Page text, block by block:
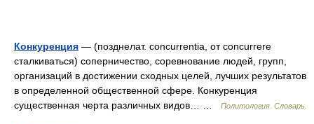
Конкуренция — (позднелат. concurrentia, от concurrere
сталкиваться) соперничество, соревнование людей, групп,
организаций в достижении сходных целей, лучших результатов
в определенной общественной сфере. Конкуренция
существенная черта различных видов… …
Политология. Словарь.